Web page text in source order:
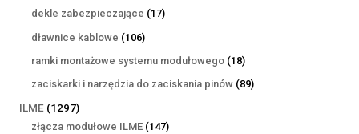
produktów
dekle zabezpieczające 1717
dławnice kablowe 106106
produktów
ramki montażowe systemu modułowego 1818
produktów
zaciskarki i narzędzia do zaciskania pinów 8989
ILME 12971297
produktów
złącza modułowe ILME 147147